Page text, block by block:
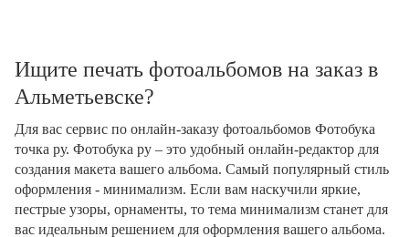
Ищите печать фотоальбомов на заказ в
Альметьевске?
Для вас сервис по онлайн-заказу фотоальбомов Фотобука
точка ру. Фотобука ру – это удобный онлайн-редактор для
создания макета вашего альбома. Самый популярный стиль
оформления - минимализм. Если вам наскучили яркие,
пестрые узоры, орнаменты, то тема минимализм станет для
вас идеальным решением для оформления вашего альбома.